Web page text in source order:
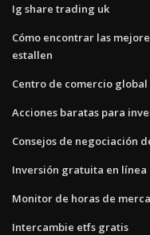
Ig share trading uk
Cómo encontrar las
estallen
Centro de comercio
Acciones baratas para
Consejos de negociación
Inversión gratuita en línea
Monitor de horas de
Intercambie etfs gratis